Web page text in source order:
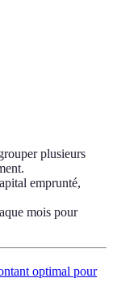
plusieurs
emprunté,
mois pour
optimal pour